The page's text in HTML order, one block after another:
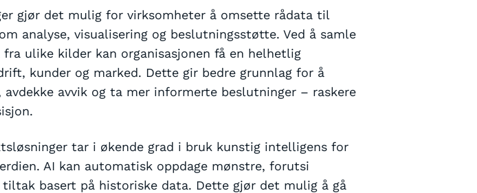
gjør det mulig for virksomheter å omsette rådata til
analyse, visualisering og beslutningsstøtte. Ved å samle
ulike kilder kan organisasjonen få en helhetlig
kunder og marked. Dette gir bedre grunnlag for å
avvik og ta mer informerte beslutninger – raskere
tar i økende grad i bruk kunstig intelligens for
AI kan automatisk oppdage mønstre, forutsi
basert på historiske data. Dette gjør det mulig å gå